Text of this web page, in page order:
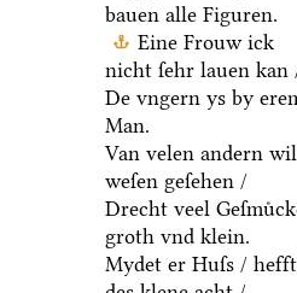
bauen alle Figuren.
Eine Frouw ick
nicht ſehr lauen kan
De vngern ys by
Man.
Van velen andern wil
weſen geſehen /
Drecht veel
groth vnd klein.
Mydet er Huſs / hefft